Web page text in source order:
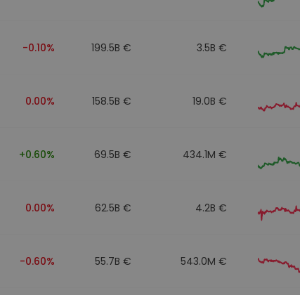
-0.10% 199.5B € 3.5B €
0.00% 158.5B € 19.0B €
+0.60% 69.5B € 434.1M €
0.00% 62.5B € 4.2B €
-0.60% 55.7B € 543.0M €